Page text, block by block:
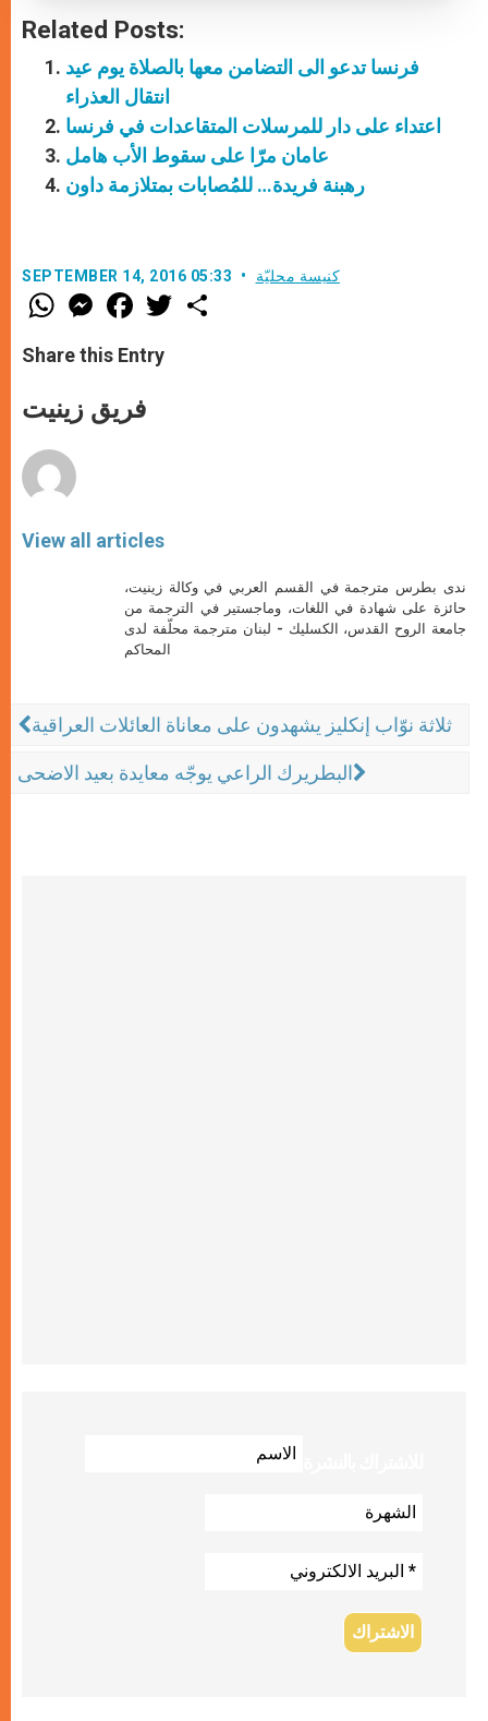
Related Posts:
فرنسا تدعو الى التضامن معها بالصلاة يوم عيد
انتقال العذراء
اعتداء على دار للمرسلات المتقاعدات في فرنسا
عامان مرّا على سقوط الأب هامل
رهبنة فريدة… للمُصابات بمتلازمة داون
SEPTEMBER 14, 2016 05:33 كنيسة محليّة
W
h
t
s
p
p
M
e
s
e
g
e
F
a
e
b
o
k
w
Share this Entry
فريق زينيت
View all articles
ندى بطرس مترجمة في القسم العربي في وكالة زينيت،
حائزة على شهادة في اللغات، وماجستير في الترجمة من
جامعة الروح القدس، الكسليك - لبنان مترجمة محلّفة لدى
المحاكم
ثلاثة نوّاب إنكليز يشهدون على معاناة العائلات العراقية
البطريرك الراعي يوجّه معايدة بعيد الاضحى